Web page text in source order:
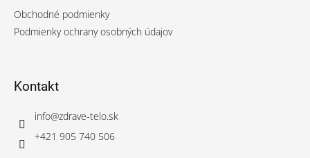
Obchodné podmienky
Podmienky ochrany osobných údajov
Kontakt
info@zdrave-telo.sk
+421 905 740 506